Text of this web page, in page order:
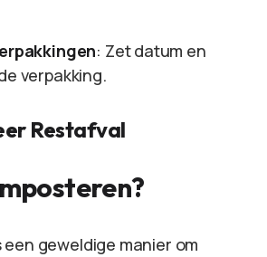
: Zet datum en
verpakking.
Restafval
geweldige manier om